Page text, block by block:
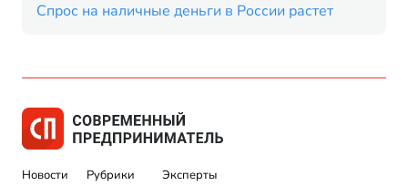
Спрос на наличные деньги в России растет
Новости
Рубрики
Эксперты